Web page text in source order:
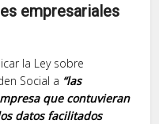
empresariales
la Ley sobre
Social a “las
que contuvieran
datos facilitados